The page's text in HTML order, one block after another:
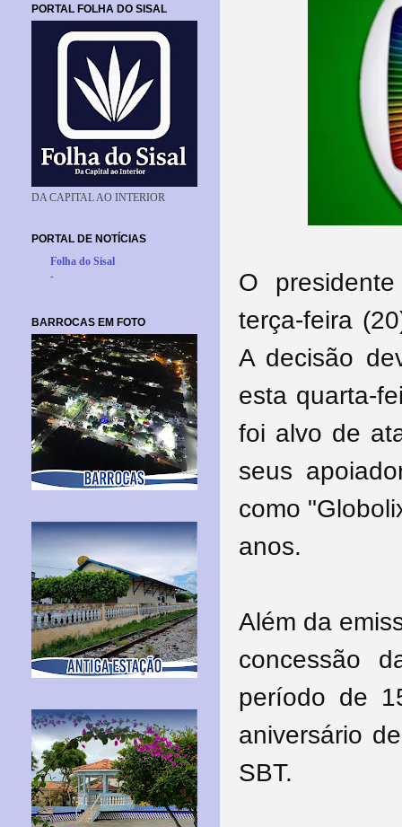
O
terça-feira
A decisão
esta quarta-
foi alvo de
seus
como
anos.
Além da
concessão
período de
aniversário
SBT.
PORTAL FOLHA DO SISAL
DA CAPITAL AO INTERIOR
PORTAL DE NOTÍCIAS
Folha do Sisal
-
BARROCAS EM FOTO